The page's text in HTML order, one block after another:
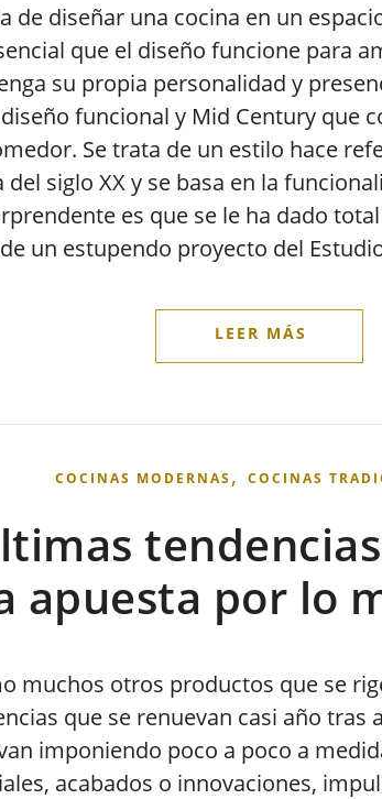
de diseñar una cocina en un
que el diseño funcione para
su propia personalidad y
funcional y Mid Century que
Se trata de un estilo hace
siglo XX y se basa en la
es que se le ha dado
un estupendo proyecto del
COCINAS MODERNAS, COCINAS
apuesta por lo
muchos otros productos que se
que se renuevan casi año tras
imponiendo poco a poco a
acabados o innovaciones,